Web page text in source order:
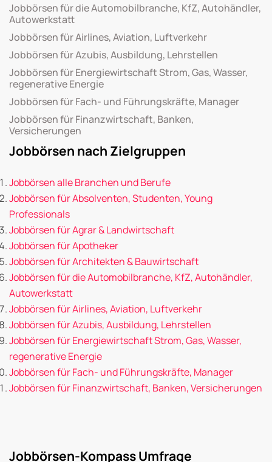
Jobbörsen für die Automobilbranche, KfZ, Autohändler,
Autowerkstatt
Jobbörsen für Airlines, Aviation, Luftverkehr
Jobbörsen für Azubis, Ausbildung, Lehrstellen
Jobbörsen für Energiewirtschaft Strom, Gas, Wasser,
regenerative Energie
Jobbörsen für Fach- und Führungskräfte, Manager
Jobbörsen für Finanzwirtschaft, Banken,
Versicherungen
Jobbörsen nach Zielgruppen
Jobbörsen alle Branchen und Berufe
Jobbörsen für Absolventen, Studenten, Young
Professionals
Jobbörsen für Agrar & Landwirtschaft
Jobbörsen für Apotheker
Jobbörsen für Architekten & Bauwirtschaft
Jobbörsen für die Automobilbranche, KfZ, Autohändler,
Autowerkstatt
Jobbörsen für Airlines, Aviation, Luftverkehr
Jobbörsen für Azubis, Ausbildung, Lehrstellen
Jobbörsen für Energiewirtschaft Strom, Gas, Wasser,
regenerative Energie
Jobbörsen für Fach- und Führungskräfte, Manager
Jobbörsen für Finanzwirtschaft, Banken, Versicherungen
Jobbörsen-Kompass Umfrage